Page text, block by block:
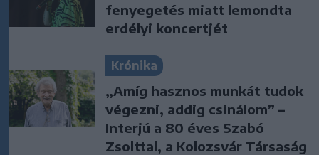
fenyegetés miatt lemondta
erdélyi koncertjét
Krónika
„Amíg hasznos munkát tudok
végezni, addig csinálom” –
Interjú a 80 éves Szabó
Zsolttal, a Kolozsvár Társaság